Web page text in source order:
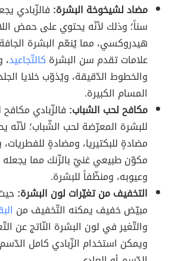
مضاد لشيخوخة البشرة: فالزّبادي
سناً؛ وذلك لأنّه يحتوي على حمض
هيدروكسي، مما يُنعّم البشرة
علامات تقدم سن البشرة كالتّجاعيد،
والخطوط الدّقيقة، ويُذوّب خلايا
المسام الكبيرة.
مكافح لحب الشباب: فالزّبادي
للبشرة المعرّضة لحب الشّباب؛
مضادةٍ للبكتيريا، ومضادةٍ للفطريات،
مكوّن طبيعي غنيّ بالزّنك مما يجعله
وعيوبه، ومنظّفاً للبشرة.
التخفيف من تغيّرات لون البشرة:
مبيّض خفيف يمكنه التّخفيف من
والتّغير في لون البشرة النّاتج عن
ويمكن استخدام الزّبادي كامل